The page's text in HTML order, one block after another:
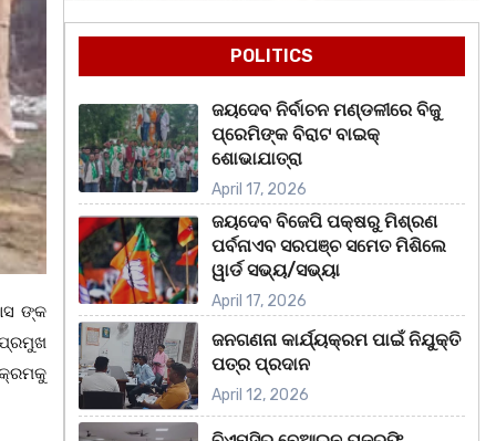
ଙ୍କ
POLITICS
ଜୟଦେବ ନିର୍ବାଚନ ମଣ୍ଡଳୀରେ ବିଜୁ
ପ୍ରେମିଙ୍କ ବିରାଟ ବାଇକ୍
ଶୋଭାଯାତ୍ରା
April 17, 2026
ଜୟଦେବ ବିଜେପି ପକ୍ଷରୁ ମିଶ୍ରଣ
ପର୍ବନାଏବ ସରପଞ୍ଚ ସମେତ ମିଶିଲେ
ୱାର୍ଡ ସଭ୍ୟ/ସଭ୍ୟା
April 17, 2026
ଜନଗଣନା କାର୍ଯ୍ୟକ୍ରମ ପାଇଁ ନିଯୁକ୍ତି
ପତ୍ର ପ୍ରଦାନ
April 12, 2026